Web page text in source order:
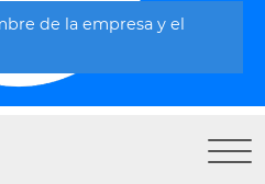
de la empresa y el